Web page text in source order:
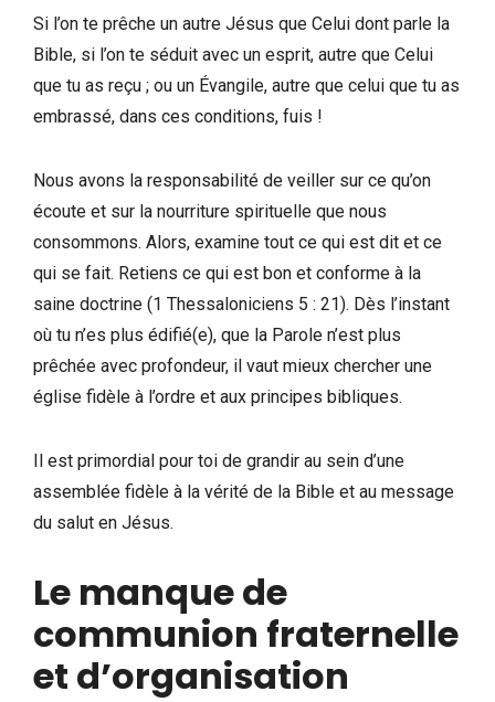
Si l’on te prêche un autre Jésus que Celui dont parle la
Bible, si l’on te séduit avec un esprit, autre que Celui
que tu as reçu ; ou un Évangile, autre que celui que tu as
embrassé, dans ces conditions, fuis !
Nous avons la responsabilité de veiller sur ce qu’on
écoute et sur la nourriture spirituelle que nous
consommons. Alors, examine tout ce qui est dit et ce
qui se fait. Retiens ce qui est bon et conforme à la
saine doctrine (1 Thessaloniciens 5 : 21). Dès l’instant
où tu n’es plus édifié(e), que la Parole n’est plus
prêchée avec profondeur, il vaut mieux chercher une
église fidèle à l’ordre et aux principes bibliques.
Il est primordial pour toi de grandir au sein d’une
assemblée fidèle à la vérité de la Bible et au message
du salut en Jésus.
Le manque de
communion fraternelle
et d’organisation